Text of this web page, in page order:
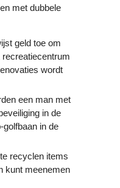
met dubbele
geld toe om
wordt
een man met
in de
golfbaan in de
recyclen items
kunt meenemen